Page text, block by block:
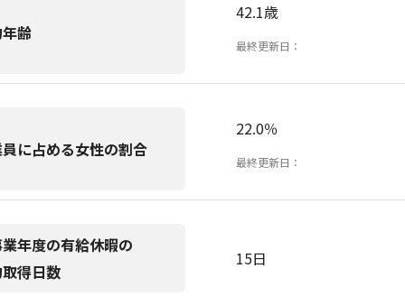
齢
42.1歳
最終更新日：
に占める女性の割合
22.0％
最終更新日：
年度の有給休暇の
得日数
15日